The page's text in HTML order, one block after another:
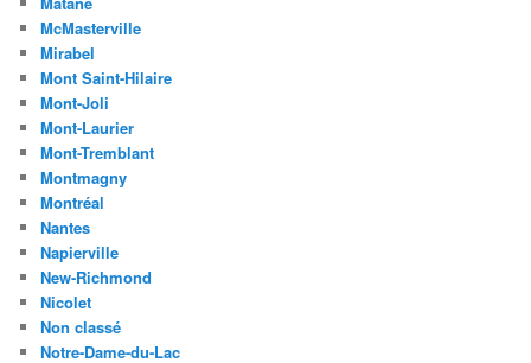
McMasterville
Mirabel
Mont Saint-Hilaire
Mont-Joli
Mont-Laurier
Mont-Tremblant
Montmagny
Montréal
Nantes
Napierville
New-Richmond
Nicolet
Non classé
Notre-Dame-du-Lac